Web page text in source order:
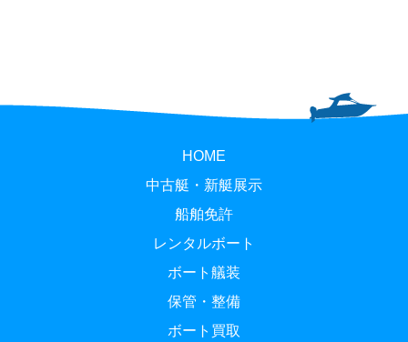
HOME
中古艇・新艇展示
船舶免許
レンタルボート
ボート艤装
保管・整備
ボート買取